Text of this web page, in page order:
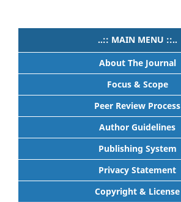
..:: MAIN MENU ::..
About The Journal
Focus & Scope
Peer Review Process
Author Guidelines
Publishing System
Privacy Statement
Copyright & License